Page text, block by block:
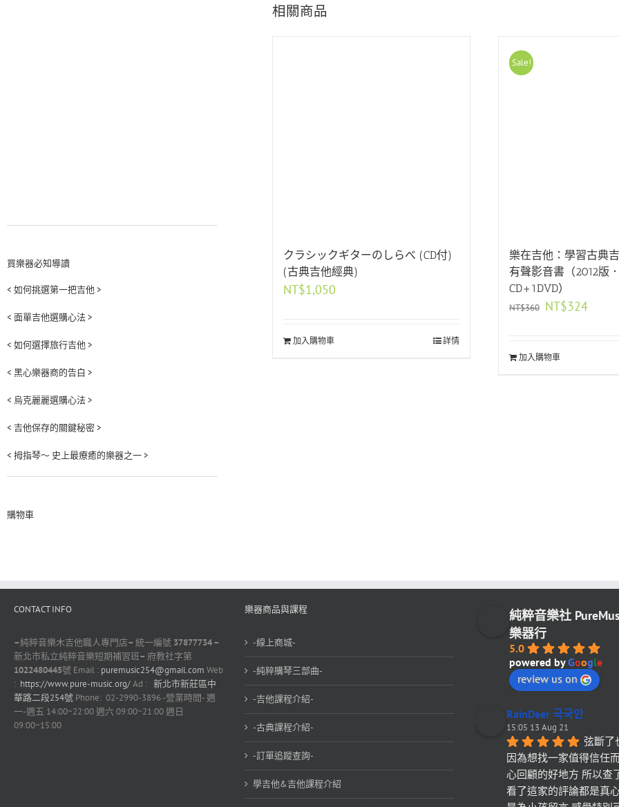
相關商品
クラシックギターのしらべ (CD付)
(古典吉他經典)
NT$1,050
加入購物車 詳情
Sale!
樂在吉他：學習古典
有聲影音書（2012版
CD+1DVD）
NT$360 原
NT$360。
NT$324
加入購物車
買樂器必知導讀
< 如何挑選第一把吉他 >
< 面單吉他選購心法 >
< 如何選擇旅行吉他 >
< 黑心樂器商的告白 >
< 烏克麗麗選購心法 >
< 吉他保存的關鍵秘密 >
< 拇指琴～ 史上最療癒的樂器之一 >
購物車
CONTACT INFO
–純粹音樂木吉他職人專門店– 統一編號 37877734 –
新北市私立純粹音樂短期補習班– 府教社字第
1022480445號 Email : puremusic254@gmail.com Web
: https://www.pure-music.org/Ad : 新北市新莊區中
華路二段254號 Phone: 02-2990-3896 -營業時間- 週
一-週五 14:00~22:00 週六 09:00~21:00 週日
09:00~15:00
樂器商品與課程
-線上商城-
-純粹購琴三部曲-
-吉他課程介紹-
-古典課程介紹-
-訂單追蹤查詢-
學吉他&吉他課程介紹
純粹音樂社
樂器行
5.0
powered byGoogle
review us on
RainDeer 국국안
15:05 13 Aug 21
弦斷了
因為想找一家值得信任
心回顧的好地方 所以查
看了這家的評論都是真